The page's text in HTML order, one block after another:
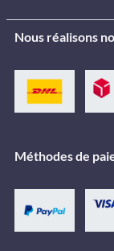
Nous réalisons
Méthodes de